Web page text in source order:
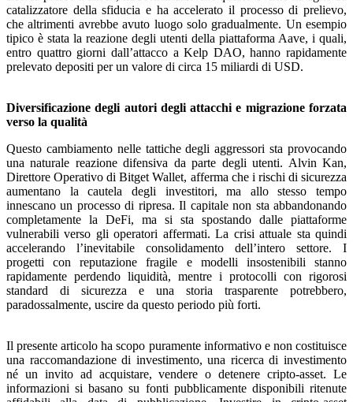
catalizzatore della sfiducia e ha accelerato il processo di prelievo,
che altrimenti avrebbe avuto luogo solo gradualmente. Un esempio
tipico è stata la reazione degli utenti della piattaforma Aave, i quali,
entro quattro giorni dall’attacco a Kelp DAO, hanno rapidamente
prelevato depositi per un valore di circa 15 miliardi di USD.
Diversificazione degli autori degli attacchi e migrazione forzata
verso la qualità
Questo cambiamento nelle tattiche degli aggressori sta provocando
una naturale reazione difensiva da parte degli utenti. Alvin Kan,
Direttore Operativo di Bitget Wallet, afferma che i rischi di sicurezza
aumentano la cautela degli investitori, ma allo stesso tempo
innescano un processo di ripresa. Il capitale non sta abbandonando
completamente la DeFi, ma si sta spostando dalle piattaforme
vulnerabili verso gli operatori affermati. La crisi attuale sta quindi
accelerando l’inevitabile consolidamento dell’intero settore. I
progetti con reputazione fragile e modelli insostenibili stanno
rapidamente perdendo liquidità, mentre i protocolli con rigorosi
standard di sicurezza e una storia trasparente potrebbero,
paradossalmente, uscire da questo periodo più forti.
Il presente articolo ha scopo puramente informativo e non costituisce
una raccomandazione di investimento, una ricerca di investimento
né un invito ad acquistare, vendere o detenere cripto-asset. Le
informazioni si basano su fonti pubblicamente disponibili ritenute